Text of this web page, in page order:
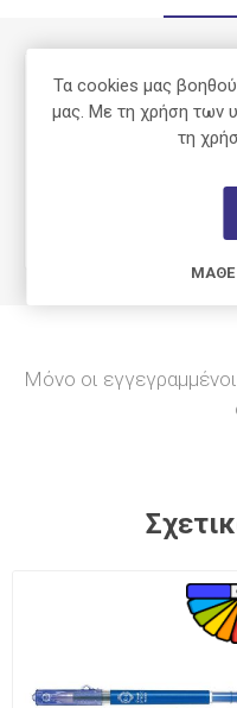
Τύπος Γραφής
Μόνο οι
Τα cookies μας
μας. Με τη χρήση των
τη
ΜΆΘΕ